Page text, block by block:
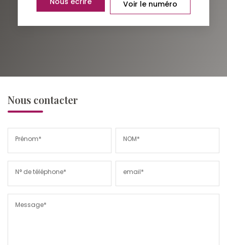
Voir le numéro
Nous contacter
Prénom* NOM*
N° de téléphone* email*
Message*